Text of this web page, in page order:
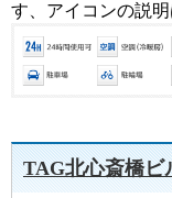
す、アイコンの説
TAG北心斎橋